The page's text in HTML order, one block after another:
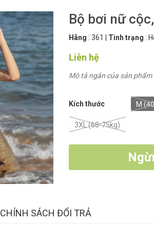
Bộ bơi nữ
Hãng : 361 Tình trạng :
Liên hệ
Mô tả ngắn của sản
Kích thước M
3XL (68-75kg)
CHÍNH SÁCH ĐỔI TRẢ